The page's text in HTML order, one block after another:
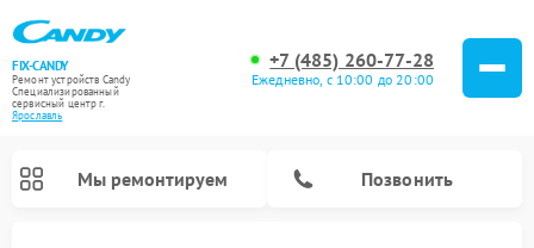
FIX-CANDY
Ремонт устройств Candy
Специализированный
cервисный центр г.
Ярославль
+7 (485) 260-77-28
Ежедневно, с 10:00 до 20:00
Мы ремонтируем Позвонить